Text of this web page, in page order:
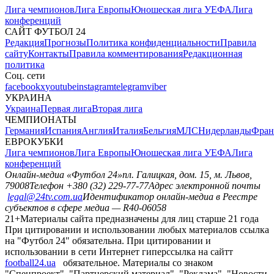
Лига чемпионовЛига ЕвропыЮношеская лига УЕФАЛига
конференций
САЙТ ФУТБОЛ 24
РедакцияПрогнозыПолитика конфиденциальностиПравила
сайтуКонтактыПравила комментированияРедакционная
политика
Соц. сети
facebookxyoutubeinstagramtelegramviber
УКРАИНА
УкраинаПервая лигаВторая лига
ЧЕМПИОНАТЫ
ГерманияИспанияАнглияИталияБельгияМЛСНидерланды
ЕВРОКУБКИ
Лига чемпионовЛига ЕвропыЮношеская лига УЕФАЛига
конференций
Онлайн-медиа «Футбол 24»пл. Галицкая, дом. 15, м. Львов,
79008Телефон +380 (32) 229-77-77Адрес электронной почты
legal@24tv.com.uaИдентификатор онлайн-медиа в Реестре
субъектов в сфере медиа — R40-06058
21+Материалы сайта предназначены для лиц старше 21 года
При цитировании и использовании любых материалов ссылка
на "Футбол 24" обязательна. При цитировании и
использовании в сети Интернет гиперссылка на сайтт
football24.ua
обязательное. Материалы со знаком